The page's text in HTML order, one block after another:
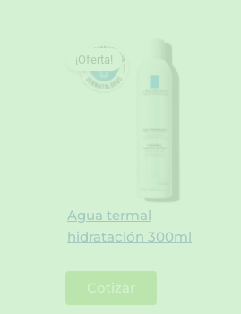
Agua termal
hidratación 300ml
¡Oferta!
Cotizar